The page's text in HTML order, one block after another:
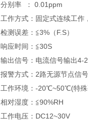
分别率 ： 0.01ppm
工作方式：固定式连续工作
检测误差：≦3%（F.S）
响应时间：≦30S
输出信号：电流信号输出4-
报警方式：2路无源节点信
工作环境：-20℃~50℃(特
相对湿度：≦90%RH
工作电压：DC12~30V